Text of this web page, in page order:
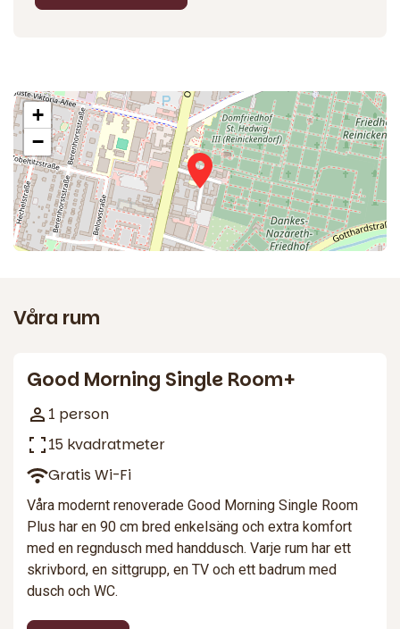
+
−
Våra rum
Good Morning Single Room+
1 person
15 kvadratmeter
Gratis Wi-Fi
Våra modernt renoverade Good Morning Single Room
Plus har en 90 cm bred enkelsäng och extra komfort
med en regndusch med handdusch. Varje rum har ett
skrivbord, en sittgrupp, en TV och ett badrum med
dusch och WC.